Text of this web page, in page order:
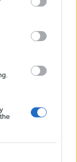
imposta
quello che
pagando una
al consumo.
rialzi dei
spegnere
tasche. E in
chi le tasse
Certe volte è
con cui dover